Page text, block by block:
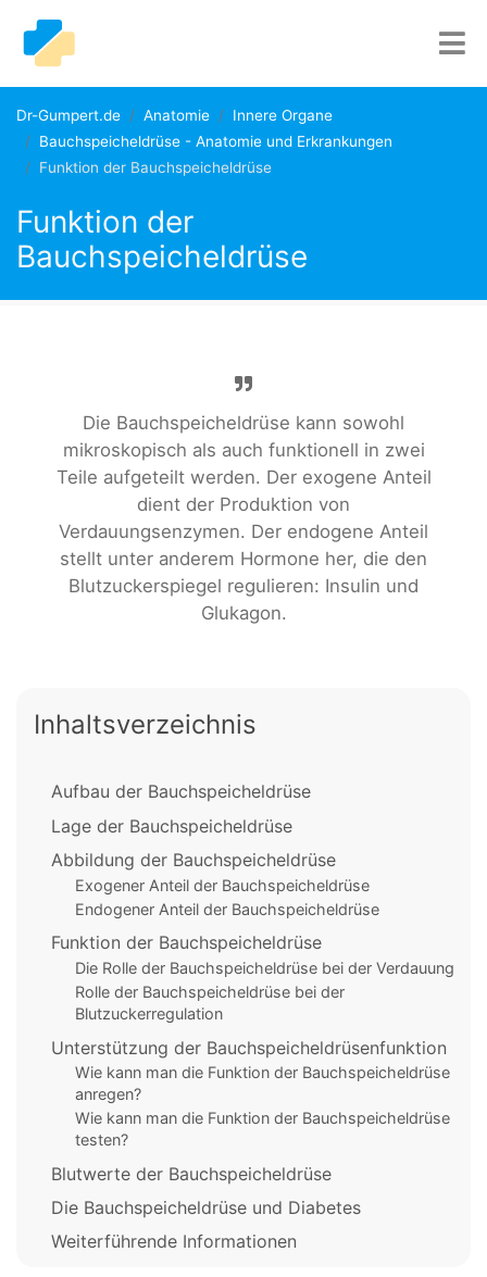
Dr-Gumpert.de Anatomie
Innere Organe
Bauchspeicheldrüse - Anatomie und Erkrankungen
Funktion der Bauchspeicheldrüse
Funktion der
Bauchspeicheldrüse
Die Bauchspeicheldrüse kann sowohl
mikroskopisch als auch funktionell in zwei
Teile aufgeteilt werden. Der exogene Anteil
dient der Produktion von
Verdauungsenzymen. Der endogene Anteil
stellt unter anderem Hormone her, die den
Blutzuckerspiegel regulieren: Insulin und
Glukagon.
Inhaltsverzeichnis
Aufbau der Bauchspeicheldrüse
Lage der Bauchspeicheldrüse
Abbildung der Bauchspeicheldrüse
Exogener Anteil der Bauchspeicheldrüse
Endogener Anteil der Bauchspeicheldrüse
Funktion der Bauchspeicheldrüse
Die Rolle der Bauchspeicheldrüse bei der Verdauung
Rolle der Bauchspeicheldrüse bei der
Blutzuckerregulation
Unterstützung der Bauchspeicheldrüsenfunktion
Wie kann man die Funktion der Bauchspeicheldrüse
anregen?
Wie kann man die Funktion der Bauchspeicheldrüse
testen?
Blutwerte der Bauchspeicheldrüse
Die Bauchspeicheldrüse und Diabetes
Weiterführende Informationen